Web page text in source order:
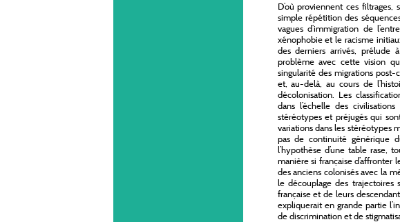
D’où proviennent ces
simple répétition des
vagues d’immigration de
xénophobie et le racisme
des derniers arrivés, prélude
problème avec cette vision
singularité des migrations
et, au-delà, au cours de
décolonisation. Les
dans l’échelle des
stéréotypes et préjugés qui
variations dans les stéréotypes
pas de continuité générique
l’hypothèse d’une table rase,
manière si française
des anciens colonisés avec la
le découplage des trajectoires
française et de leurs
expliquerait en grande partie
de discrimination et de